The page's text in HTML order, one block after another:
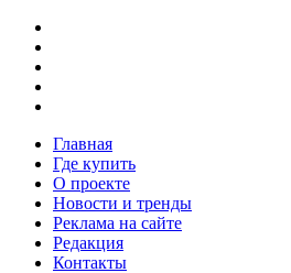
Главная
Где купить
О проекте
Новости и тренды
Реклама на сайте
Редакция
Контакты